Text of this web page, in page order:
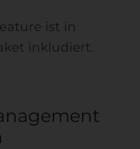
ist in
inkludiert.